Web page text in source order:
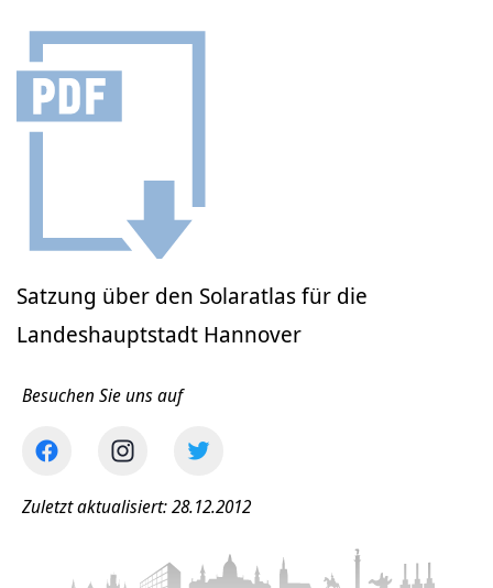
Satzung über den Solaratlas für die
Landeshauptstadt Hannover
Besuchen Sie uns auf
Zuletzt aktualisiert: 28.12.2012